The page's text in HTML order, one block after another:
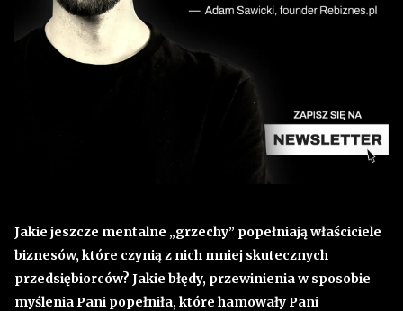
Jakie jeszcze mentalne „grzechy” popełniają właściciele
biznesów, które czynią z nich mniej skutecznych
przedsiębiorców? Jakie błędy, przewinienia w sposobie
myślenia Pani popełniła, które hamowały Pani